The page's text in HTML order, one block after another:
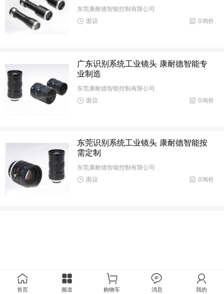
东莞康耐德智能控制有限公司
0询价
面议
广东识别系统工业镜头 康耐德智能专
业制造
东莞康耐德智能控制有限公司
0询价
面议
东莞识别系统工业镜头 康耐德智能按
需定制
东莞康耐德智能控制有限公司
0询价
面议
首页 频道 购物车 消息 我的